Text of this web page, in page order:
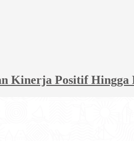
Kinerja Positif